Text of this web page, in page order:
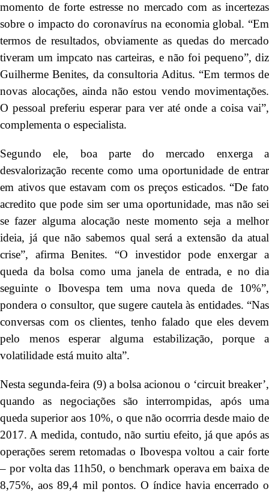
momento de forte estresse no mercado com as incertezas
sobre o impacto do coronavírus na economia global. “Em
termos de resultados, obviamente as quedas do mercado
tiveram um impcato nas carteiras, e não foi pequeno”, diz
Guilherme Benites, da consultoria Aditus. “Em termos de
novas alocações, ainda não estou vendo movimentações.
O pessoal preferiu esperar para ver até onde a coisa vai”,
complementa o especialista.
Segundo ele, boa parte do mercado enxerga a
desvalorização recente como uma oportunidade de entrar
em ativos que estavam com os preços esticados. “De fato
acredito que pode sim ser uma oportunidade, mas não sei
se fazer alguma alocação neste momento seja a melhor
ideia, já que não sabemos qual será a extensão da atual
crise”, afirma Benites. “O investidor pode enxergar a
queda da bolsa como uma janela de entrada, e no dia
seguinte o Ibovespa tem uma nova queda de 10%”,
pondera o consultor, que sugere cautela às entidades. “Nas
conversas com os clientes, tenho falado que eles devem
pelo menos esperar alguma estabilização, porque a
volatilidade está muito alta”.
Nesta segunda-feira (9) a bolsa acionou o ‘circuit breaker’,
quando as negociações são interrompidas, após uma
queda superior aos 10%, o que não ocorrria desde maio de
2017. A medida, contudo, não surtiu efeito, já que após as
operações serem retomadas o Ibovespa voltou a cair forte
– por volta das 11h50, o benchmark operava em baixa de
8,75%, aos 89,4 mil pontos. O índice havia encerrado o